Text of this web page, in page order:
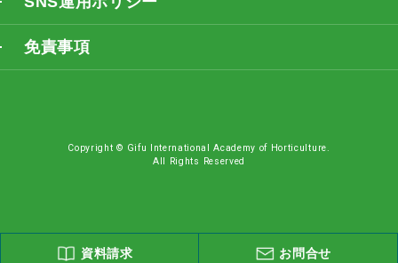
免責事項
Copyright © Gifu International Academy of Horticulture.
All Rights Reserved
資料請求 お問合せ